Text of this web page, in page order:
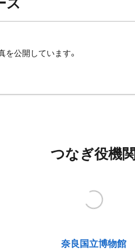
ス
公開しています。
つなぎ役機関
奈良国立博物館